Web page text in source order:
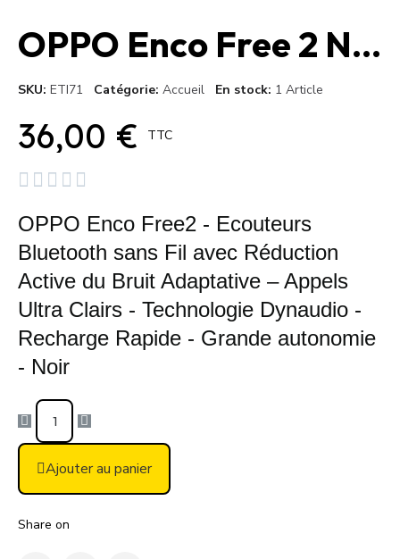
OPPO Enco Free 2 Noir
SKU ETI71 Catégorie Accueil En stock 1 Article
36,00 € TTC
    
OPPO Enco Free2 - Ecouteurs
Bluetooth sans Fil avec Réduction
Active du Bruit Adaptative – Appels
Ultra Clairs - Technologie Dynaudio -
Recharge Rapide - Grande autonomie
- Noir
Ajouter au panier
Share on